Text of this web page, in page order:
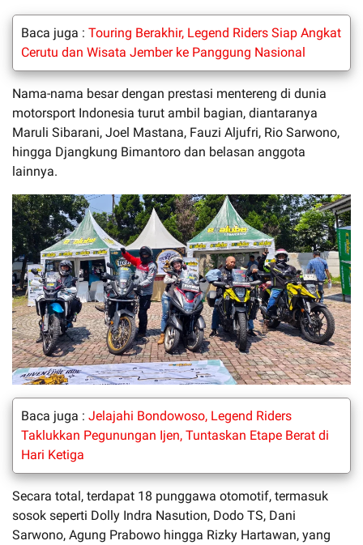
Baca juga : Touring Berakhir, Legend Riders Siap Angkat
Cerutu dan Wisata Jember ke Panggung Nasional
Nama-nama besar dengan prestasi mentereng di dunia
motorsport Indonesia turut ambil bagian, diantaranya
Maruli Sibarani, Joel Mastana, Fauzi Aljufri, Rio Sarwono,
hingga Djangkung Bimantoro dan belasan anggota
lainnya.
Baca juga : Jelajahi Bondowoso, Legend Riders
Taklukkan Pegunungan Ijen, Tuntaskan Etape Berat di
Hari Ketiga
Secara total, terdapat 18 punggawa otomotif, termasuk
sosok seperti Dolly Indra Nasution, Dodo TS, Dani
Sarwono, Agung Prabowo hingga Rizky Hartawan, yang